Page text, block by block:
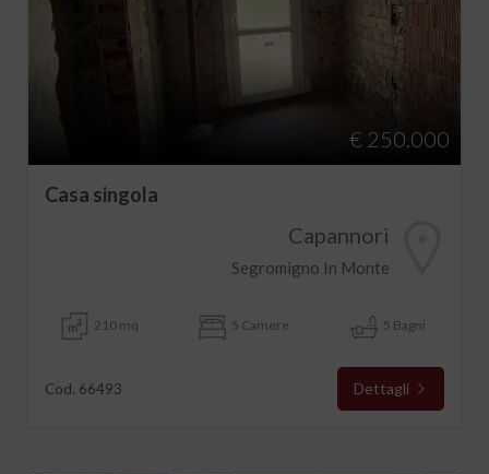
€ 250.000
Casa singola
Capannori
Segromigno In Monte
210 mq 5 Camere 5 Bagni
Cod. 66493 Dettagli